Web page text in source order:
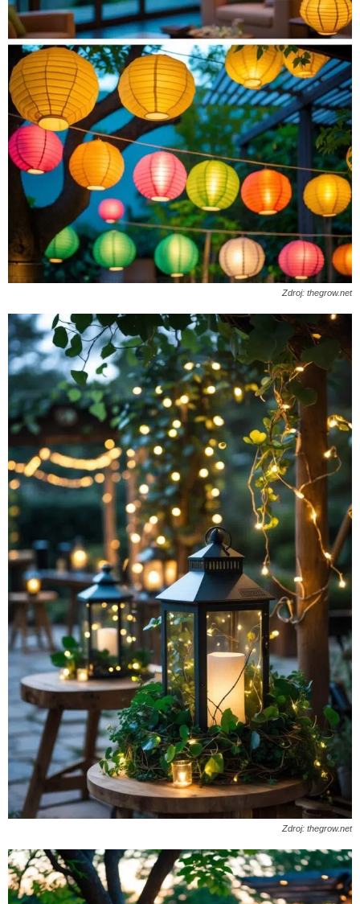
Zdroj: thegrow.net
Zdroj: thegrow.net